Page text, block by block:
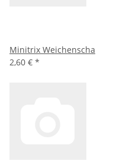
Minitrix Weichenscha
2,60 € *